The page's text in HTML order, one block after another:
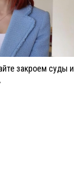
закроем суды и